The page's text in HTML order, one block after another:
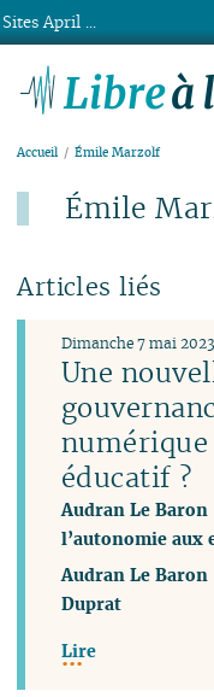
Accueil Émile Marzolf
Émile
Articles liés
Une
numérique
éducatif ?
Audran Le
l’autonomie
Dimanche 7 mai 2023
Audran Le Baron
Duprat
Lire
Sites April ...